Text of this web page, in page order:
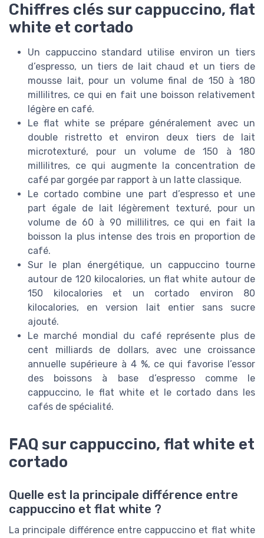
Chiffres clés sur cappuccino, flat
white et cortado
Un cappuccino standard utilise environ un tiers
d’espresso, un tiers de lait chaud et un tiers de
mousse lait, pour un volume final de 150 à 180
millilitres, ce qui en fait une boisson relativement
légère en café.
Le flat white se prépare généralement avec un
double ristretto et environ deux tiers de lait
microtexturé, pour un volume de 150 à 180
millilitres, ce qui augmente la concentration de
café par gorgée par rapport à un latte classique.
Le cortado combine une part d’espresso et une
part égale de lait légèrement texturé, pour un
volume de 60 à 90 millilitres, ce qui en fait la
boisson la plus intense des trois en proportion de
café.
Sur le plan énergétique, un cappuccino tourne
autour de 120 kilocalories, un flat white autour de
150 kilocalories et un cortado environ 80
kilocalories, en version lait entier sans sucre
ajouté.
Le marché mondial du café représente plus de
cent milliards de dollars, avec une croissance
annuelle supérieure à 4 %, ce qui favorise l’essor
des boissons à base d’espresso comme le
cappuccino, le flat white et le cortado dans les
cafés de spécialité.
FAQ sur cappuccino, flat white et
cortado
Quelle est la principale différence entre
cappuccino et flat white ?
La principale différence entre cappuccino et flat white